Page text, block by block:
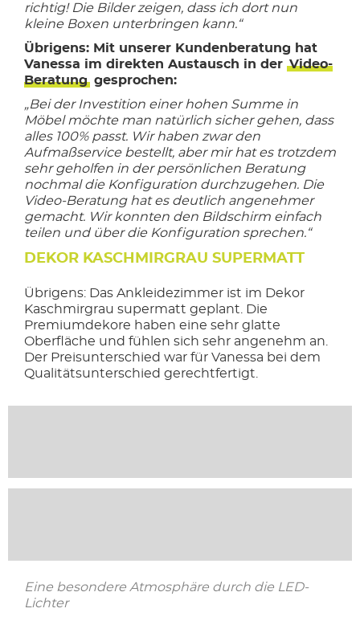
richtig! Die Bilder zeigen, dass ich dort nun
kleine Boxen unterbringen kann.“
Übrigens: Mit unserer Kundenberatung hat
Vanessa im direkten Austausch in der Video-
Beratung gesprochen:
„Bei der Investition einer hohen Summe in
Möbel möchte man natürlich sicher gehen, dass
alles 100% passt. Wir haben zwar den
Aufmaßservice bestellt, aber mir hat es trotzdem
sehr geholfen in der persönlichen Beratung
nochmal die Konfiguration durchzugehen. Die
Video-Beratung hat es deutlich angenehmer
gemacht. Wir konnten den Bildschirm einfach
teilen und über die Konfiguration sprechen.“
DEKOR KASCHMIRGRAU SUPERMATT
Übrigens: Das Ankleidezimmer ist im Dekor
Kaschmirgrau supermatt geplant. Die
Premiumdekore haben eine sehr glatte
Oberfläche und fühlen sich sehr angenehm an.
Der Preisunterschied war für Vanessa bei dem
Qualitätsunterschied gerechtfertigt.
Eine besondere Atmosphäre durch die LED-
Lichter